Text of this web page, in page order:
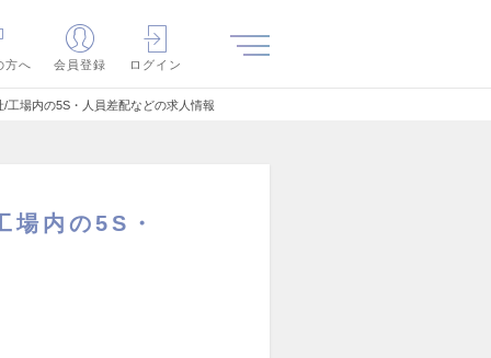
方へ 会員登録 ログイン
工場内の5S・人員差配などの求人情報
内の5S・